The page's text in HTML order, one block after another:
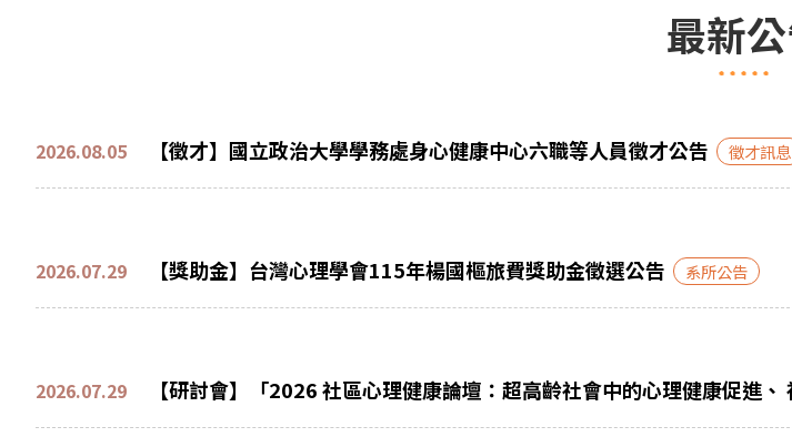
最新
2026.08.05 【徵才】國立政治大學學務處身心健康中心六職等人員徵才公告 徵才訊息
2026.07.29 【獎助金】台灣心理學會115年楊國樞旅費獎助金徵選公告 系所公告
2026.07.29 【研討會】「2026 社區心理健康論壇：超高齡社會中的心理健康促進